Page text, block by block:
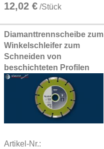
12,02 € /Stück
Diamanttrennscheibe zum
Winkelschleifer zum
Schneiden von
beschichteten Profilen
Artikel-Nr.: